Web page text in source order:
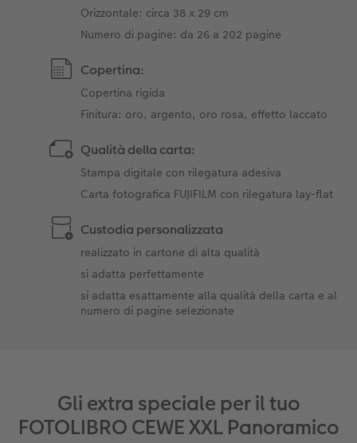
Orizzontale: circa 38 x 29 cm
Numero di pagine: da 26 a 202 pagine
Copertina:
Copertina rigida
Finitura: oro, argento, oro rosa, effetto laccato
Qualità della carta:
Stampa digitale con rilegatura adesiva
Carta fotografica FUJIFILM con rilegatura lay-flat
Custodia personalizzata
realizzato in cartone di alta qualità
si adatta perfettamente
si adatta esattamente alla qualità della carta e al
numero di pagine selezionate
Gli extra speciale per il tuo
FOTOLIBRO CEWE XXL Panoramico